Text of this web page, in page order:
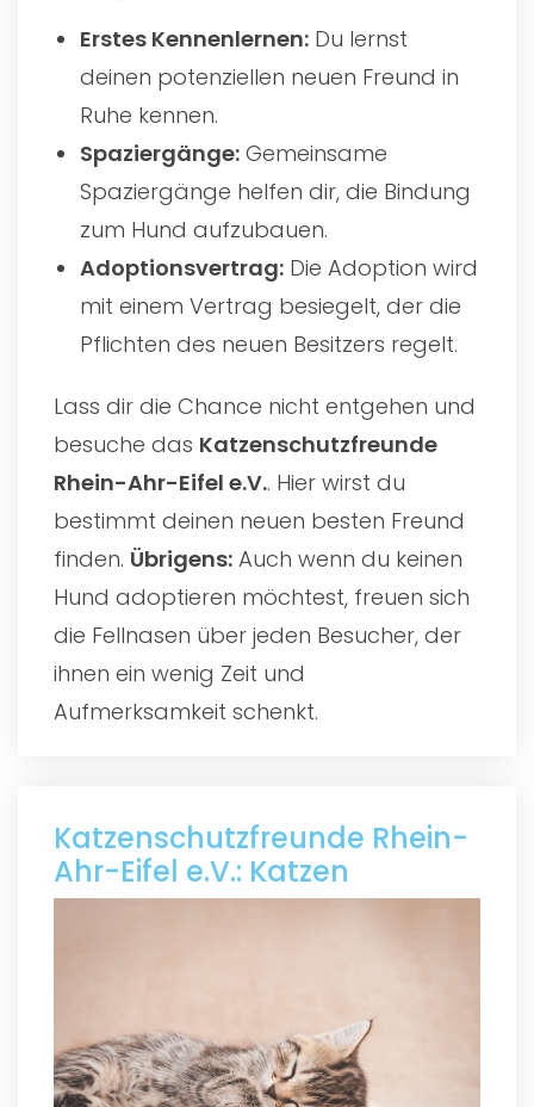
Erstes Kennenlernen: Du lernst
deinen potenziellen neuen Freund in
Ruhe kennen.
Spaziergänge: Gemeinsame
Spaziergänge helfen dir, die Bindung
zum Hund aufzubauen.
Adoptionsvertrag: Die Adoption wird
mit einem Vertrag besiegelt, der die
Pflichten des neuen Besitzers regelt.
Lass dir die Chance nicht entgehen und
besuche das Katzenschutzfreunde
Rhein-Ahr-Eifel e.V.. Hier wirst du
bestimmt deinen neuen besten Freund
finden. Übrigens: Auch wenn du keinen
Hund adoptieren möchtest, freuen sich
die Fellnasen über jeden Besucher, der
ihnen ein wenig Zeit und
Aufmerksamkeit schenkt.
Katzenschutzfreunde Rhein-
Ahr-Eifel e.V.: Katzen